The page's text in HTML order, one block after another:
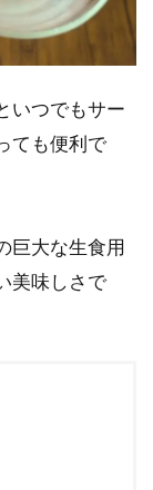
いつでもサー
ても便利で
巨大な生食用
美味しさで